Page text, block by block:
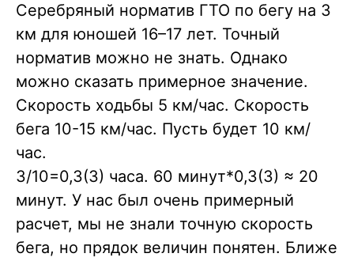
Серебряный норматив ГТО по бегу на 3
км для юношей 16–17 лет. Точный
норматив можно не знать. Однако
можно сказать примерное значение.
Скорость ходьбы 5 км/час. Скорость
бега 10-15 км/час. Пусть будет 10 км/
час.
3/10=0,3(3) часа. 60 минут*0,3(3) ≈ 20
минут. У нас был очень примерный
расчет, мы не знали точную скорость
бега, но прядок величин понятен. Ближе